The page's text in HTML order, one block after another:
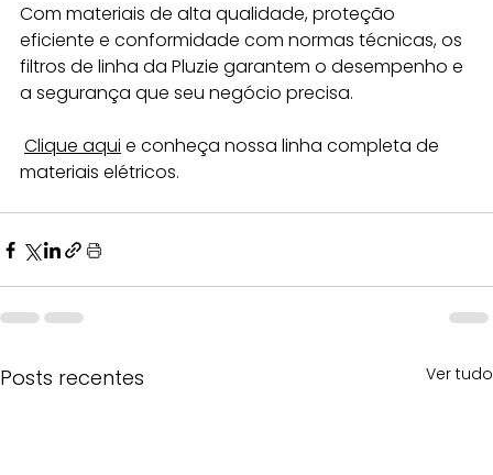
Com materiais de alta qualidade, proteção
eficiente e conformidade com normas técnicas, os
filtros de linha da Pluzie garantem o desempenho e
a segurança que seu negócio precisa.
Clique aqui e conheça nossa linha completa de
materiais elétricos.
Posts recentes Ver tudo